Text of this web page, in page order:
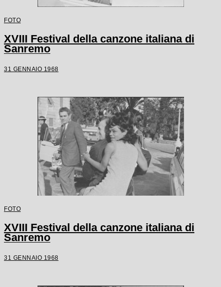
FOTO
XVIII Festival della canzone italiana di
Sanremo
31 GENNAIO 1968
FOTO
XVIII Festival della canzone italiana di
Sanremo
31 GENNAIO 1968